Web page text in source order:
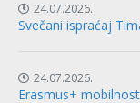
24.07.2026.
Svečani ispraćaj
24.07.2026.
Erasmus+